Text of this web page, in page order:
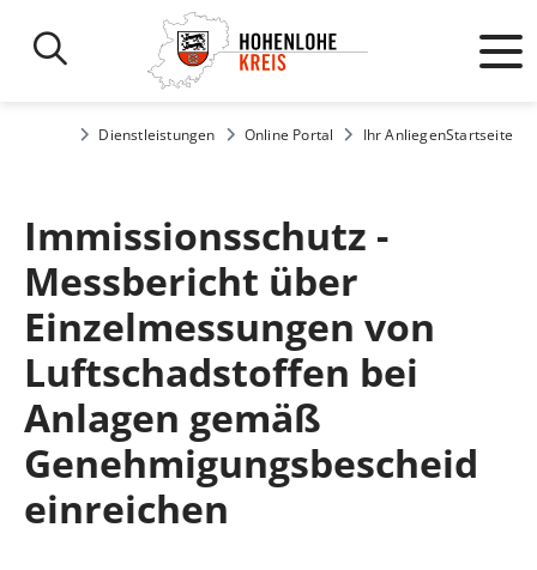
Startseite
Ihr Anliegen
Online Portal
Dienstleistungen
Immissionsschutz -
Messbericht über
Einzelmessungen von
Luftschadstoffen bei
Anlagen gemäß
Genehmigungsbescheid
einreichen